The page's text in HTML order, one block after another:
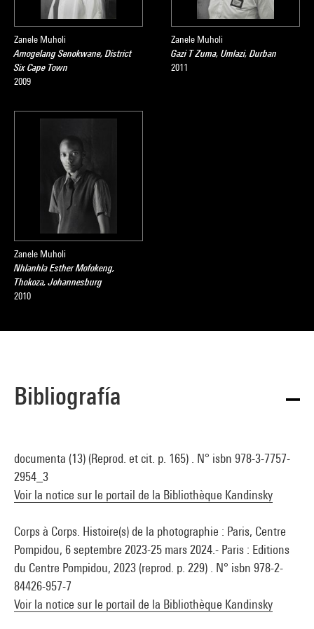
Zanele Muholi
Amogelang Senokwane, District
Six Cape Town
2009
Zanele Muholi
Gazi T Zuma, Umlazi, Durban
2011
Zanele Muholi
Nhlanhla Esther Mofokeng,
Thokoza, Johannesburg
2010
Bibliografía
documenta (13) (Reprod. et cit. p. 165) . N° isbn 978-3-7757-
2954_3
Voir la notice sur le portail de la Bibliothèque Kandinsky
Corps à Corps. Histoire(s) de la photographie : Paris, Centre
Pompidou, 6 septembre 2023-25 mars 2024.- Paris : Editions
du Centre Pompidou, 2023 (reprod. p. 229) . N° isbn 978-2-
84426-957-7
Voir la notice sur le portail de la Bibliothèque Kandinsky